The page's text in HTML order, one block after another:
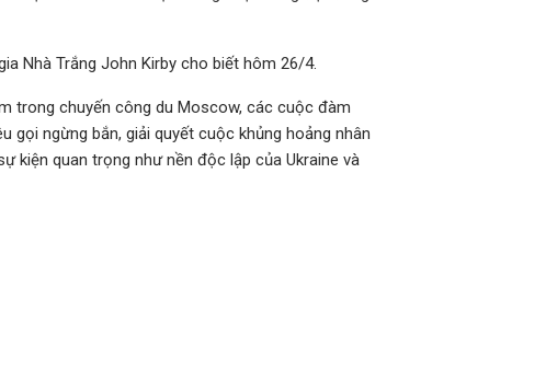
Nhà Trắng John Kirby cho biết hôm 26/4.
trong chuyến công du Moscow, các cuộc đàm
gọi ngừng bắn, giải quyết cuộc khủng hoảng nhân
kiện quan trọng như nền độc lập của Ukraine và